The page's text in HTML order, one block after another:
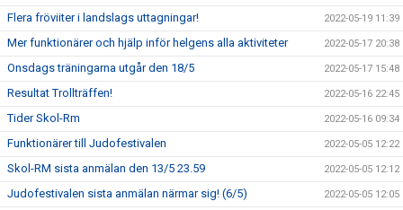
Flera fröviiter i landslags uttagningar! 2022-05-19 11:39
Mer funktionärer och hjälp inför helgens alla aktiviteter 2022-05-17 20:38
Onsdags träningarna utgår den 18/5 2022-05-17 15:48
Resultat Trollträffen! 2022-05-16 22:45
Tider Skol-Rm 2022-05-16 09:34
Funktionärer till Judofestivalen 2022-05-05 12:22
Skol-RM sista anmälan den 13/5 23.59 2022-05-05 12:12
Judofestivalen sista anmälan närmar sig! (6/5) 2022-05-05 12:05